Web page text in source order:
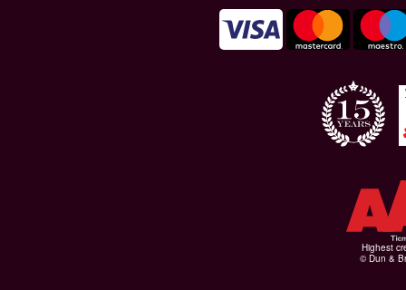
Highest
© Dun &